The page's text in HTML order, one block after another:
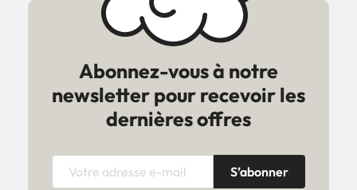
Abonnez-vous à notre
newsletter pour recevoir les
dernières offres